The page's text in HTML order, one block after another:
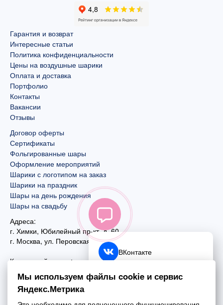
Гарантия и возврат
Интересные статьи
Политика конфиденциальности
Цены на воздушные шарики
Оплата и доставка
Портфолио
Контакты
Вакансии
Отзывы
Договор оферты
Сертификаты
Фольгированные шары
Оформление мероприятий
Шарики с логотипом на заказ
Шарики на праздник
Шары на день рождения
Шары на свадьбу
Адреса:
г. Химки, Юбилейный пр-кт, д. 60
г. Москва, ул. Перовская, д. 59
Контактный номер:
+7 (495) 970-44-75
Почта:
ВКонтакте
Telegram
Мы используем файлы cookie и сервис
Яндекс.Метрика